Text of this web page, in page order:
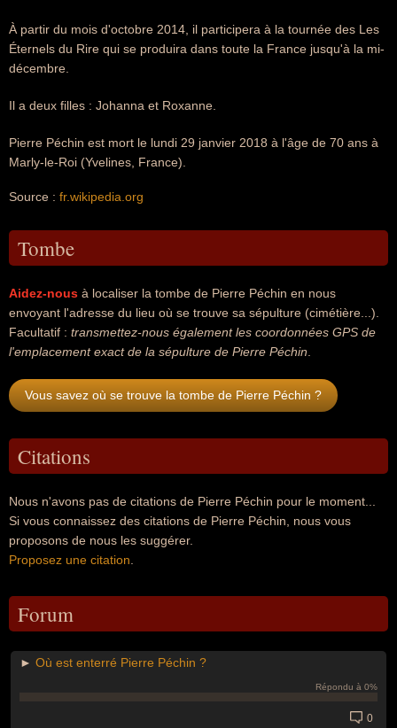
À partir du mois d'octobre 2014, il participera à la tournée des Les
Éternels du Rire qui se produira dans toute la France jusqu'à la mi-
décembre.
Il a deux filles : Johanna et Roxanne.
Pierre Péchin est mort le lundi 29 janvier 2018 à l'âge de 70 ans à
Marly-le-Roi (Yvelines, France).
Source : fr.wikipedia.org
Tombe
Aidez-nous à localiser la tombe de Pierre Péchin en nous
envoyant l'adresse du lieu où se trouve sa sépulture (cimétière...).
Facultatif : transmettez-nous également les coordonnées GPS de
l'emplacement exact de la sépulture de Pierre Péchin
Vous savez où se trouve la tombe de Pierre Péchin ?
Citations
Nous n'avons pas de citations de Pierre Péchin pour le moment...
Si vous connaissez des citations de Pierre Péchin, nous vous
proposons de nous les suggérer.
Proposez une citation
Forum
► Où est enterré Pierre Péchin ?
Répondu à 0%
0